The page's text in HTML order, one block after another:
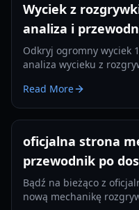
Wyciek z
analiza i
Odkryj ogromny wyciek
analiza wycieku z
Read More
oficjalna strona
przewodnik po
Bądź na bieżąco z
nową mechanikę